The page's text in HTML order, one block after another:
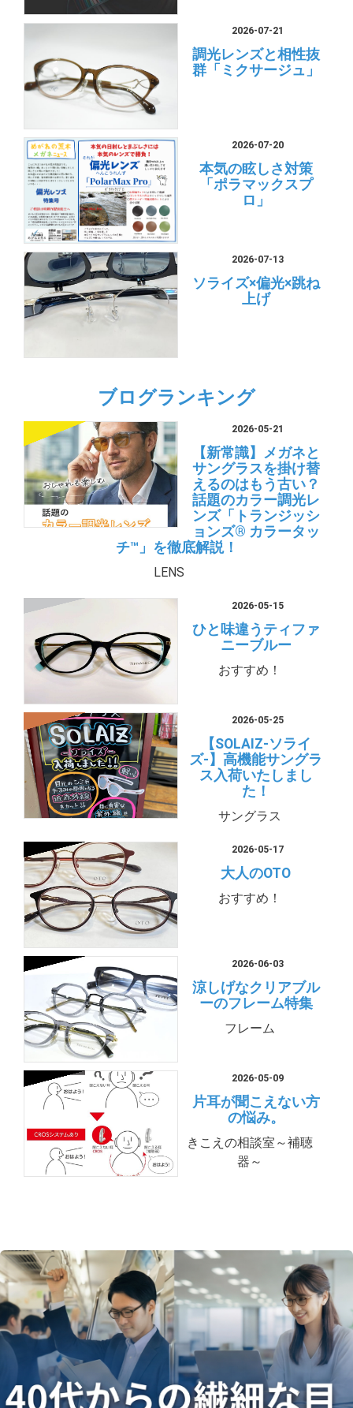
2026-07-21
調光レンズと相性抜
群「ミクサージュ」
2026-07-20
本気の眩しさ対策
「ポラマックスプ
ロ」
2026-07-13
ソライズ×偏光×跳ね
上げ
ブログランキング
2026-05-21
【新常識】メガネと
サングラスを掛け替
えるのはもう古い？
話題のカラー調光レ
ンズ「トランジッシ
ョンズ® カラータッ
チ™」を徹底解説！
LENS
2026-05-15
ひと味違うティファ
ニーブルー
おすすめ！
2026-05-25
【SOLAIZ-ソライ
ズ-】高機能サングラ
ス入荷いたしまし
た！
サングラス
2026-05-17
大人のOTO
おすすめ！
2026-06-03
涼しげなクリアブル
ーのフレーム特集
フレーム
2026-05-09
片耳が聞こえない方
の悩み。
きこえの相談室～補聴
器～